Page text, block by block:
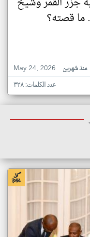
ما قصته؟
May 24, 2026
منذ شهرين
عدد الكلمات: ٣٢٨